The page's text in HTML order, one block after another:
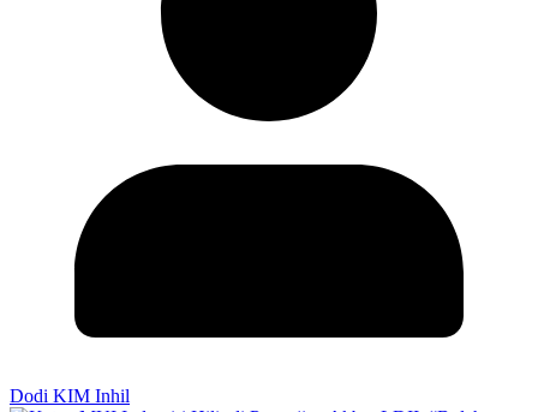
Dodi KIM Inhil